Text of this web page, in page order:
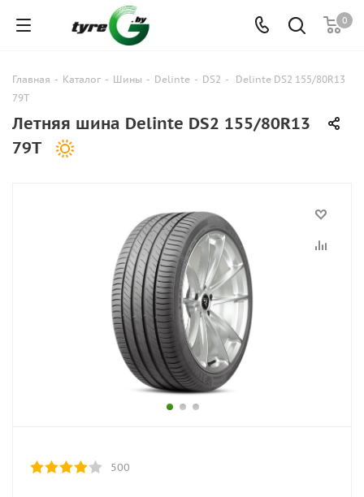
0
Главная - Каталог - Шины - Delinte - DS2 -
Delinte DS2 155/80R13
79T
Летняя шина Delinte DS2 155/80R13
79T
500